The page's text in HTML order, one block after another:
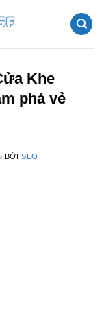
Khe
phá vẻ
BỞI SEO